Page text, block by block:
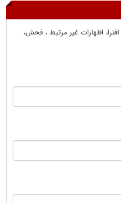
اظهارات غير مرتبط ، فحش،